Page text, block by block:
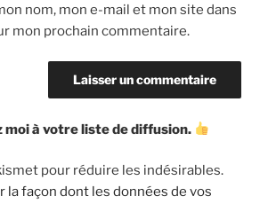
nom, mon e-mail et mon site dans
mon prochain commentaire.
moi à votre liste de diffusion.
pour réduire les indésirables.
la façon dont les données de vos